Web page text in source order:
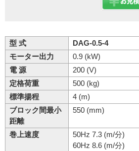
型 式
DAG-0.5-4
モーター出力
0.9 (kW)
電 源
200 (V)
定格荷重
500 (kg)
標準揚程
4 (m)
ブロック間最小
距離
550 (mm)
巻上速度
50Hz 7.3 (m/分)
60Hz 8.6 (m/分)